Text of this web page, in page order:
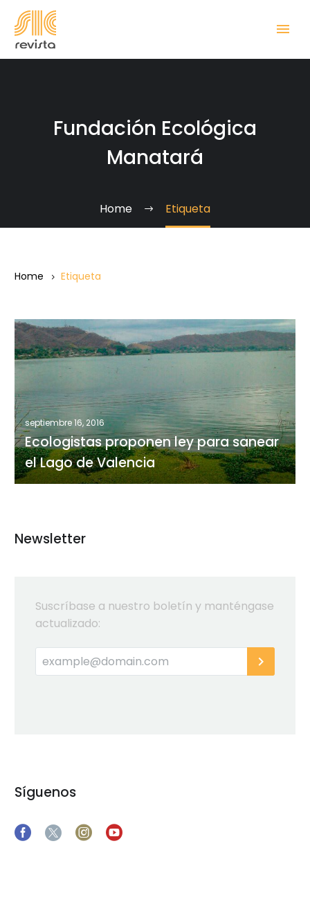
Fundación Ecológica
Manatará
Home Etiqueta
Home Etiqueta
Ecologistas
proponen
ley
sanear
el
Lago
de
Valencia
septiembre 16, 2016
Ecologistas proponen ley para sanear
el Lago de Valencia
Newsletter
Suscríbase a nuestro boletín y manténgase
actualizado:
Síguenos